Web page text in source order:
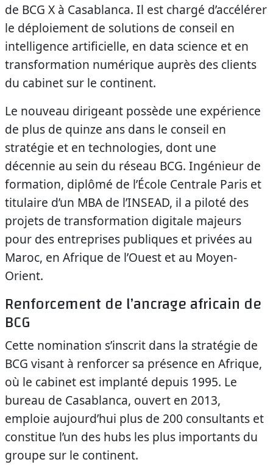
de BCG X à Casablanca. Il est chargé d’accélérer
le déploiement de solutions de conseil en
intelligence artificielle, en data science et en
transformation numérique auprès des clients
du cabinet sur le continent.
Le nouveau dirigeant possède une expérience
de plus de quinze ans dans le conseil en
stratégie et en technologies, dont une
décennie au sein du réseau BCG. Ingénieur de
formation, diplômé de l’École Centrale Paris et
titulaire d’un MBA de l’INSEAD, il a piloté des
projets de transformation digitale majeurs
pour des entreprises publiques et privées au
Maroc, en Afrique de l’Ouest et au Moyen-
Orient.
Renforcement de l’ancrage africain de
BCG
Cette nomination s’inscrit dans la stratégie de
BCG visant à renforcer sa présence en Afrique,
où le cabinet est implanté depuis 1995. Le
bureau de Casablanca, ouvert en 2013,
emploie aujourd’hui plus de 200 consultants et
constitue l’un des hubs les plus importants du
groupe sur le continent.